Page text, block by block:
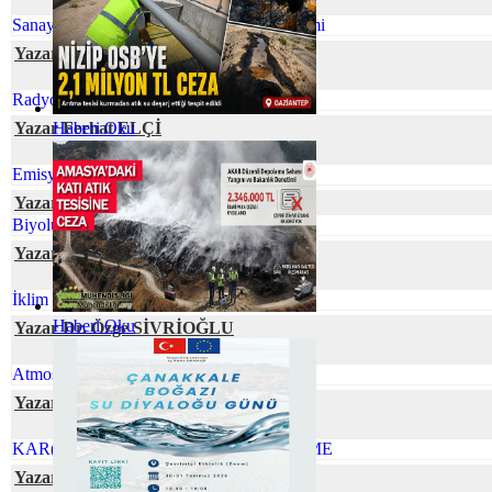
Haberi Oku
Haberi Oku
Sanayi Kaynaklı Tehlikeli Atıkların Yönetimi
Yazar Ecem GÜNEY
Radyoaktif Atık Yönetimi
Yazar Ferhat ELÇİ
Emisyon Nedir? Emisyon Ölçümü Nedir?
Yazar Elif Naz COŞKUN
Biyolüminesans: Parıldayan Canlılar
Yazar Prof. Dr. Zeynep ZAİMOĞLU
İklim Değişikliği ve Gıda Arzı
Yazar Dr. Özge SİVRİOĞLU
Atmosferik Kıyamete Hazır Mıyız?
Yazar SustainabiliThink Club
KAR(BON)DA YÜRÜ İZİNİ BELLİ ETME
Yazar Gökhan TUFAN